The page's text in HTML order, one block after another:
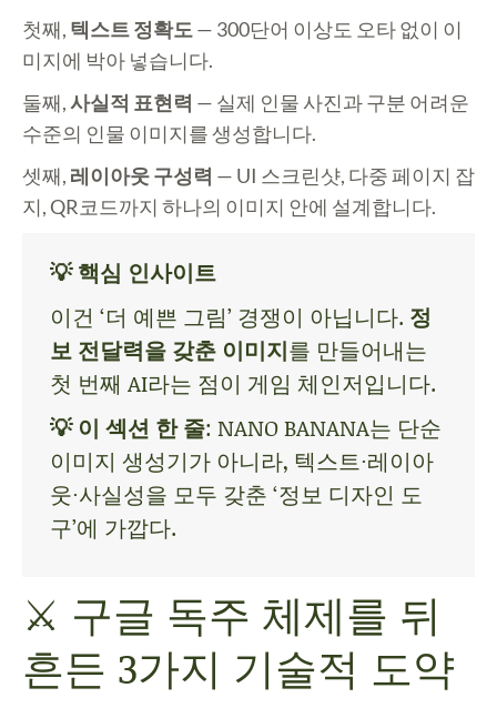
첫째, 텍스트 정확도 — 300단어 이상도 오타 없이 이
미지에 박아 넣습니다.
둘째,사실적 표현력 — 실제 인물 사진과 구분 어려운
수준의 인물 이미지를 생성합니다.
셋째, 레이아웃 구성력 — UI 스크린샷, 다중 페이지 잡
지, QR코드까지 하나의 이미지 안에 설계합니다.
💡 핵심 인사이트
이건 ‘더 예쁜 그림’ 경쟁이 아닙니다. 정
보 전달력을 갖춘 이미지를 만들어내는
첫 번째 AI라는 점이 게임 체인저입니다.
💡 이 섹션 한 줄: NANO BANANA는 단순
이미지 생성기가 아니라, 텍스트·레이아
웃·사실성을 모두 갖춘 ‘정보 디자인 도
구’에 가깝다.
⚔️ 구글 독주 체제를 뒤
흔든 3가지 기술적 도약